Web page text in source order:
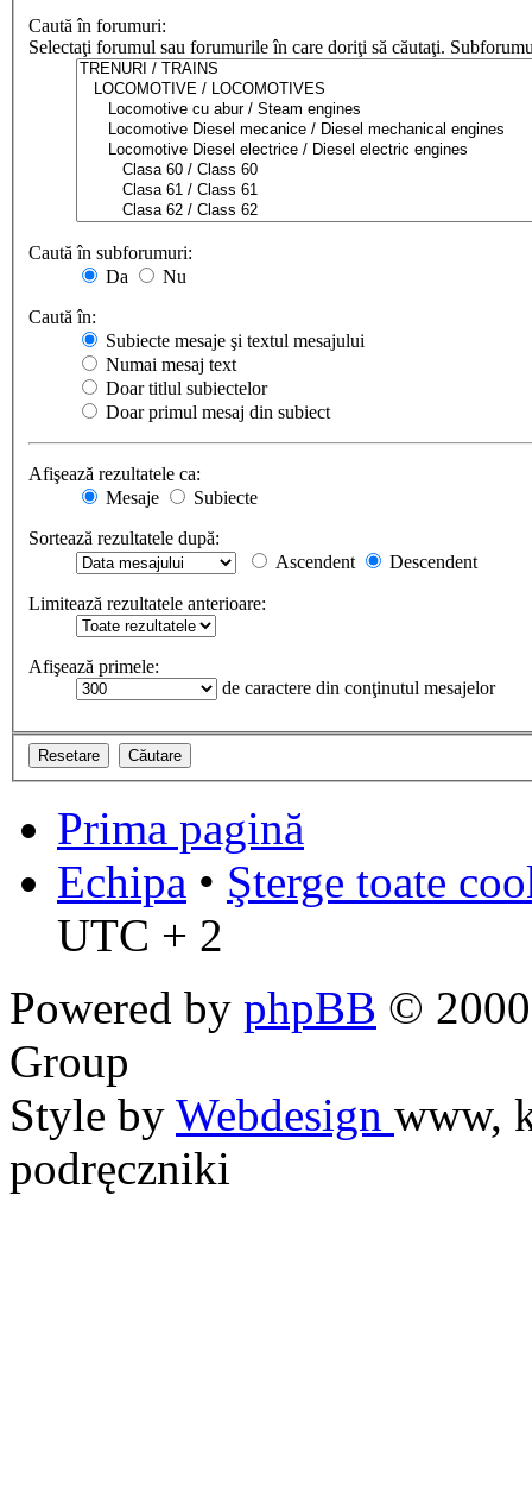
Caută în forumuri:
Selectaţi forumul sau forumurile în care doriţi să căutaţi.
Caută în subforumuri:
Da
Nu
Caută în:
Subiecte mesaje şi textul mesajului
Numai mesaj text
Doar titlul subiectelor
Doar primul mesaj din subiect
Afişează rezultatele ca:
Mesaje
Subiecte
Sortează rezultatele după:
Ascendent
Descendent
Limitează rezultatele anterioare:
Afişează primele:
de caractere din conţinutul mesajelor
Prima pagină
Echipa • Şterge toate
UTC + 2
Powered by phpBB ©
Group
Style by Webdesign www,
podręczniki